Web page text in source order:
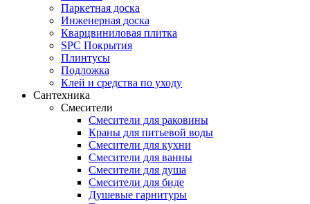
Паркетная доска
Инженерная доска
Кварцвиниловая плитка
SPC Покрытия
Плинтусы
Подложка
Клей и средства по уходу
Сантехника
Смесители
Смесители для раковины
Краны для питьевой воды
Смесители для кухни
Смесители для ванны
Смесители для душа
Смесители для биде
Душевые гарнитуры